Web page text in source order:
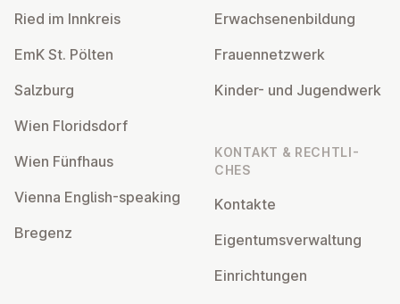
Ried im Innkreis
EmK St. Pölten
Salzburg
Wien Flo­rids­dorf
Wien Fünfhaus
Vienna English-speaking
Bregenz
Er­wach­se­nen­bil­dung
Frau­en­netz­werk
Kinder- und Ju­gend­werk
KONTAKT & RECHT­LI­
CHES
Kontakte
Ei­gen­tums­ver­wal­tung
Ein­rich­tun­gen